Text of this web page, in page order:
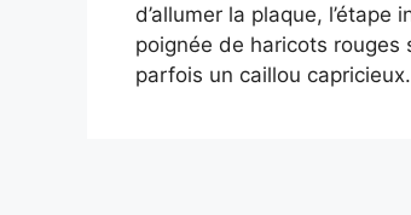
d’allumer la plaque,
poignée de haricots
parfois un caillou